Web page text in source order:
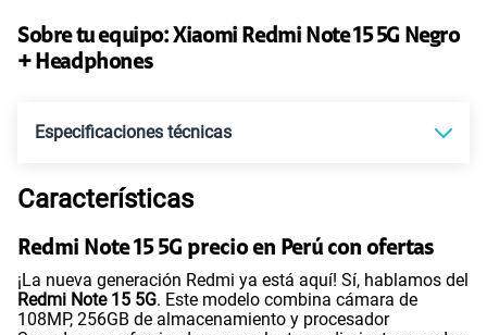
Ver más planes
Sobre tu equipo:Xiaomi Redmi Note 15 5G Negro
+ Headphones
Especificaciones técnicas
Tecnología de Pantalla
Sistema operativo Android 15
Características
Redmi Note 15 5G precio en Perú con ofertas
¡La nueva generación Redmi ya está aquí! Sí, hablamos del
Redmi Note 15 5G. Este modelo combina cámara de
108MP, 256GB de almacenamiento y procesador